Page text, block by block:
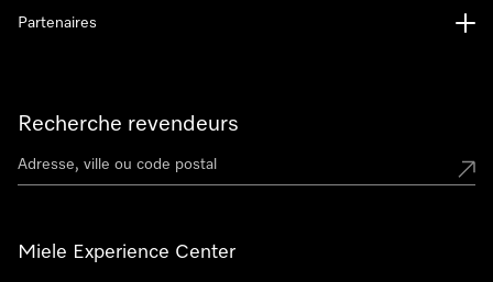
Recherche revendeurs
Miele Experience Center
Partenaires